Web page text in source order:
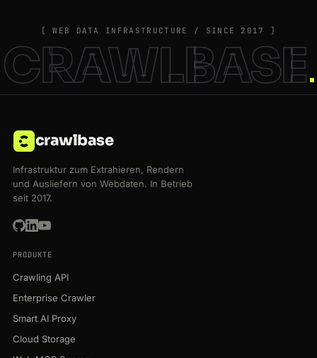
[ WEB DATA INFRASTRUCTURE / SINCE 2017 ]
CRAWLBASE
crawlbase
Infrastruktur zum Extrahieren, Rendern
und Ausliefern von Webdaten. In Betrieb
seit 2017.
PRODUKTE
Crawling API
Enterprise Crawler
Smart AI Proxy
Cloud Storage